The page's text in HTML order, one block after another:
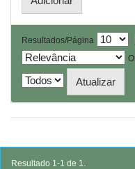
Resultados/Página
Resultado 1-1 de 1.